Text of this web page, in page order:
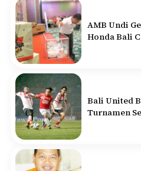
AMB Undi
Honda Bali
Bali United
Turnamen